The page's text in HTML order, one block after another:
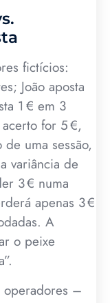
fictícios:
João aposta
1 € em 3
for 5 €,
uma sessão,
variância de
3 € numa
apenas 3 €
A
o peixe
operadores –